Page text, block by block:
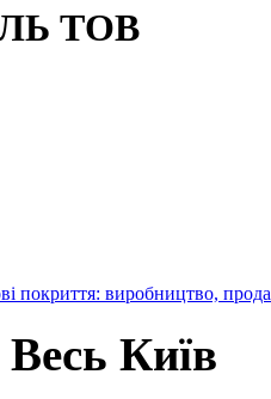
ТОВ
покриття: виробництво,
Київ